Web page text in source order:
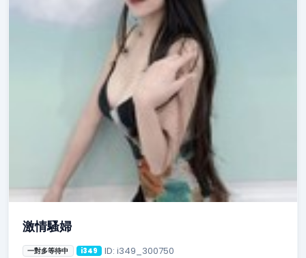
激情騷婦
一對多等待中 i349 ID: i349_300750